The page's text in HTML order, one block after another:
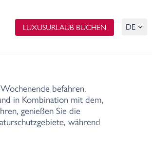
LUXUSURLAUB BUCHEN
befahren.
in Kombination mit dem,
genießen Sie die
während